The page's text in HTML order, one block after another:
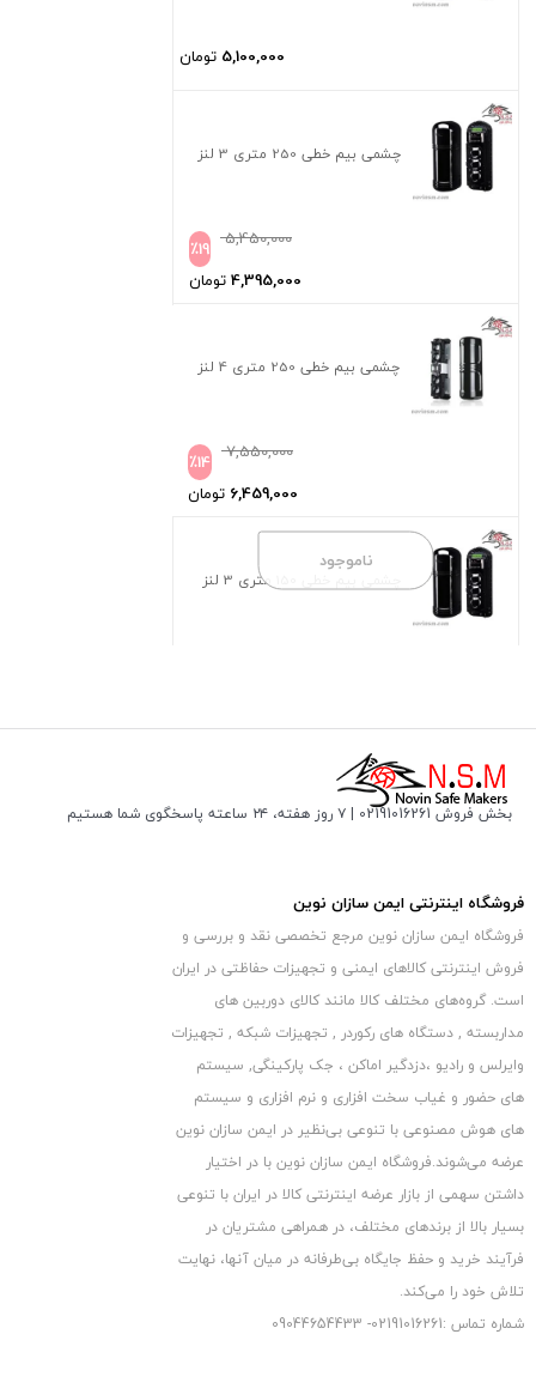
5,100,000 تومان
چشمی بیم خطی 250 متری 3 لنز
٪19 5,450,000
4,395,000تومان
چشمی بیم خطی 250 متری 4 لنز
٪14 7,550,000
6,459,000 تومان
ناموجود
بخش فروش 02191016261 | ۷ روز هفته، ۲۴ ساعته پاسخگوی شما هستیم
فروشگاه اینترنتی ایمن سازان نوین
فروشگاه ایمن سازان نوین مرجع تخصصی نقد و بررسی و
فروش اینترنتی کالاهای ایمنی و تجهیزات حفاظتی در ایران
است. گروه‏‏‌های مختلف کالا مانند کالای دوربین های
مداربسته , دستگاه های رکوردر , تجهیزات شبکه , تجهیزات
وایرلس و رادیو ،دزدگیر اماکن ، جک پارکینگی, سیستم
های حضور و غیاب سخت افزاری و نرم افزاری و سیستم
های هوش مصنوعی با تنوعی بی‌نظیر در ایمن سازان نوین
عرضه می‏‏‏‌شوند.فروشگاه ایمن سازان نوین با در اختیار
داشتن سهمی از بازار عرضه اینترنتی کالا در ایران با تنوعی
بسیار بالا از برندهای مختلف، در همراهی مشتریان در
فرآیند خرید و حفظ جایگاه بی‏‏‏‌طرفانه در میان آنها، نهایت
تلاش خود را می‌‏‏کند.
شماره تماس :02191016261- 09044654433